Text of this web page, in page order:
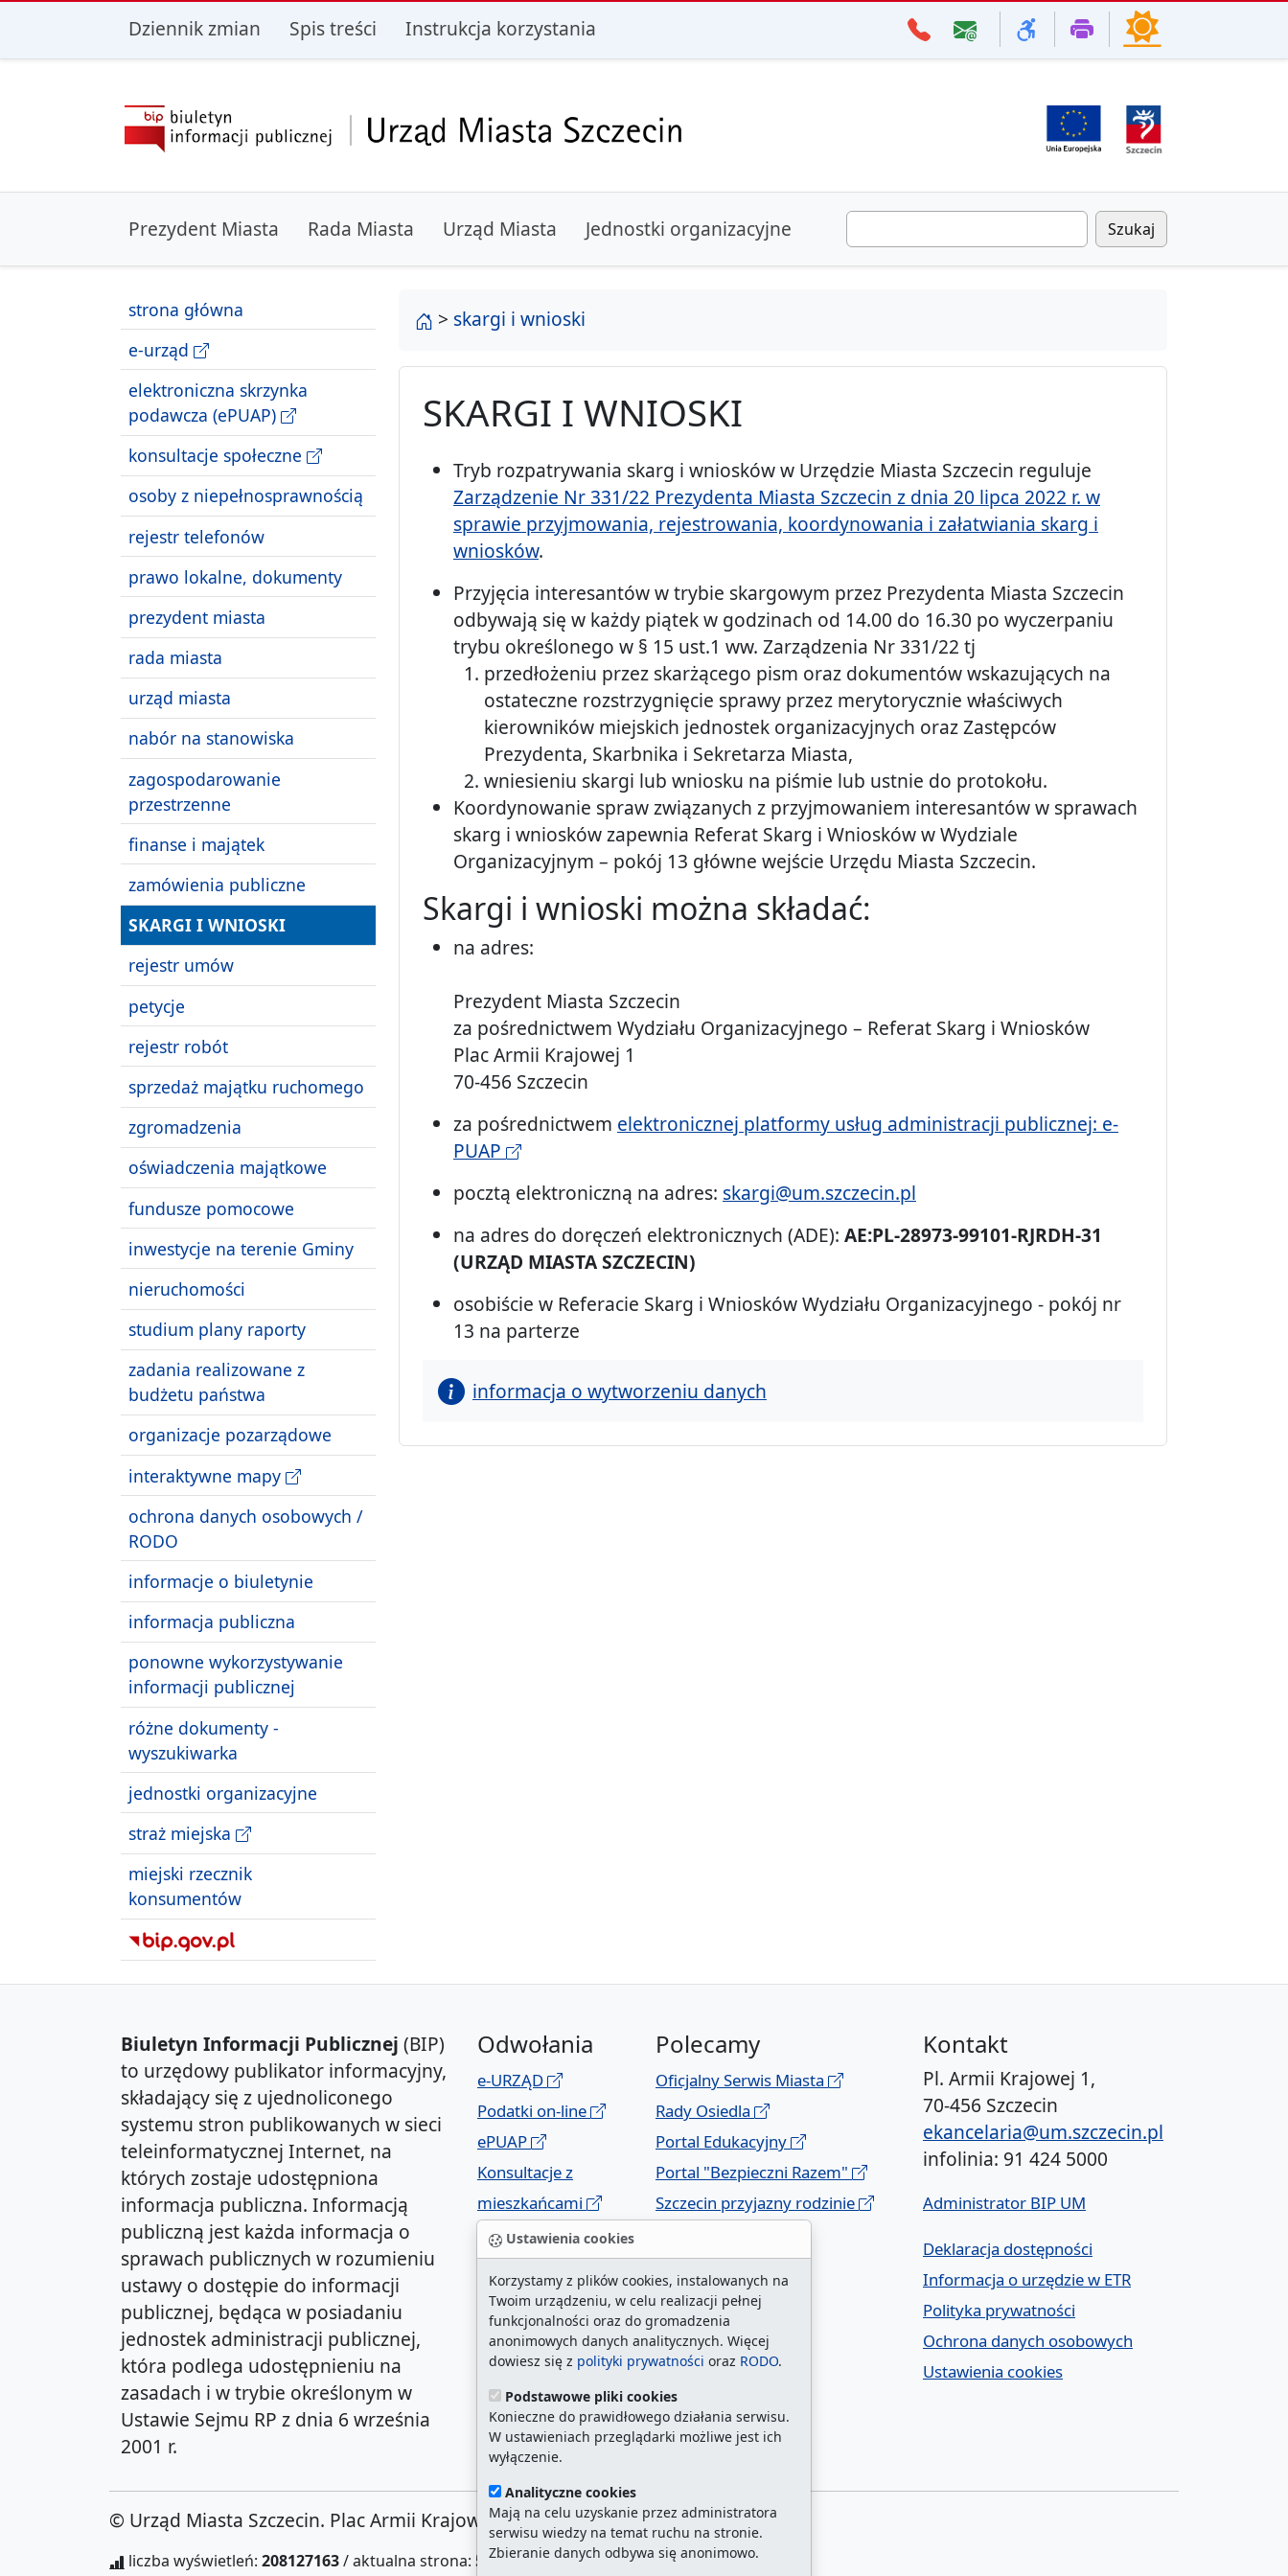
przejdź do głównego menu przejdź do treści
Ustawienia cookies
Korzystamy z plików cookies, instalowanych na
Twoim urządzeniu, w celu realizacji pełnej
funkcjonalności oraz do gromadzenia
anonimowych danych analitycznych. Więcej
dowiesz się z polityki prywatności oraz RODO.
Podstawowe pliki cookies
Konieczne do prawidłowego działania serwisu.
W ustawieniach przeglądarki możliwe jest ich
wyłączenie.
Analityczne cookies
Mają na celu uzyskanie przez administratora
serwisu wiedzy na temat ruchu na stronie.
Zbieranie danych odbywa się anonimowo.
Dziennik zmian Spis treści Instrukcja korzystania
Prezydent Miasta Rada Miasta Urząd Miasta Jednostki organizacyjne Szukaj
strona główna
e-urząd
elektroniczna skrzynka
podawcza (ePUAP)
konsultacje społeczne
osoby z niepełnosprawnością
rejestr telefonów
prawo lokalne, dokumenty
prezydent miasta
rada miasta
urząd miasta
nabór na stanowiska
zagospodarowanie
przestrzenne
finanse i majątek
zamówienia publiczne
SKARGI I WNIOSKI
rejestr umów
petycje
rejestr robót
sprzedaż majątku ruchomego
zgromadzenia
oświadczenia majątkowe
fundusze pomocowe
inwestycje na terenie Gminy
nieruchomości
studium plany raporty
zadania realizowane z
budżetu państwa
organizacje pozarządowe
interaktywne mapy
ochrona danych osobowych /
RODO
informacje o biuletynie
informacja publiczna
ponowne wykorzystywanie
informacji publicznej
różne dokumenty -
wyszukiwarka
jednostki organizacyjne
straż miejska
miejski rzecznik
konsumentów
strona główna
> skargi i wnioski
SKARGI I WNIOSKI
Tryb rozpatrywania skarg i wniosków w Urzędzie Miasta Szczecin reguluje
Zarządzenie Nr 331/22 Prezydenta Miasta Szczecin z dnia 20 lipca 2022 r. w
sprawie przyjmowania, rejestrowania, koordynowania i załatwiania skarg i
wniosków.
Przyjęcia interesantów w trybie skargowym przez Prezydenta Miasta Szczecin
odbywają się w każdy piątek w godzinach od 14.00 do 16.30 po wyczerpaniu
trybu określonego w § 15 ust.1 ww. Zarządzenia Nr 331/22 tj
przedłożeniu przez skarżącego pism oraz dokumentów wskazujących na
ostateczne rozstrzygnięcie sprawy przez merytorycznie właściwych
kierowników miejskich jednostek organizacyjnych oraz Zastępców
Prezydenta, Skarbnika i Sekretarza Miasta,
wniesieniu skargi lub wniosku na piśmie lub ustnie do protokołu.
Koordynowanie spraw związanych z przyjmowaniem interesantów w sprawach
skarg i wniosków zapewnia Referat Skarg i Wniosków w Wydziale
Organizacyjnym – pokój 13 główne wejście Urzędu Miasta Szczecin.
Skargi i wnioski można składać:
na adres:
Prezydent Miasta Szczecin
za pośrednictwem Wydziału Organizacyjnego – Referat Skarg i Wniosków
Plac Armii Krajowej 1
70-456 Szczecin
za pośrednictwem elektronicznej platformy usług administracji publicznej: e-
PUAP
pocztą elektroniczną na adres: skargi@um.szczecin.pl
na adres do doręczeń elektronicznych (ADE): AE:PL-28973-99101-RJRDH-31
(URZĄD MIASTA SZCZECIN)
osobiście w Referacie Skarg i Wniosków Wydziału Organizacyjnego - pokój nr
13 na parterze
informacja o wytworzeniu danych
Biuletyn Informacji Publicznej (BIP)
to urzędowy publikator informacyjny,
składający się z ujednoliconego
systemu stron publikowanych w sieci
teleinformatycznej Internet, na
których zostaje udostępniona
informacja publiczna. Informacją
publiczną jest każda informacja o
sprawach publicznych w rozumieniu
ustawy o dostępie do informacji
publicznej, będąca w posiadaniu
jednostek administracji publicznej,
która podlega udostępnieniu na
zasadach i w trybie określonym w
Ustawie Sejmu RP z dnia 6 września
2001 r.
Odwołania
e-URZĄD
Podatki on-line
ePUAP
Konsultacje z
mieszkańcami
Geoportal
Polecamy
Oficjalny Serwis Miasta
Rady Osiedla
Portal Edukacyjny
Portal "Bezpieczni Razem"
Szczecin przyjazny rodzinie
Kontakt
Pl. Armii Krajowej 1,
70-456 Szczecin
ekancelaria@um.szczecin.pl
infolinia: 91 424 5000
Administrator BIP UM
Deklaracja dostępności
Informacja o urzędzie w ETR
Polityka prywatności
Ochrona danych osobowych
Ustawienia cookies
© Urząd Miasta Szczecin. Plac Armii Krajowej 1, 70-456 Szczecin
liczba wyświetleń: 208127163/ aktualna strona: 51457/najczęściej odwiedzane strony